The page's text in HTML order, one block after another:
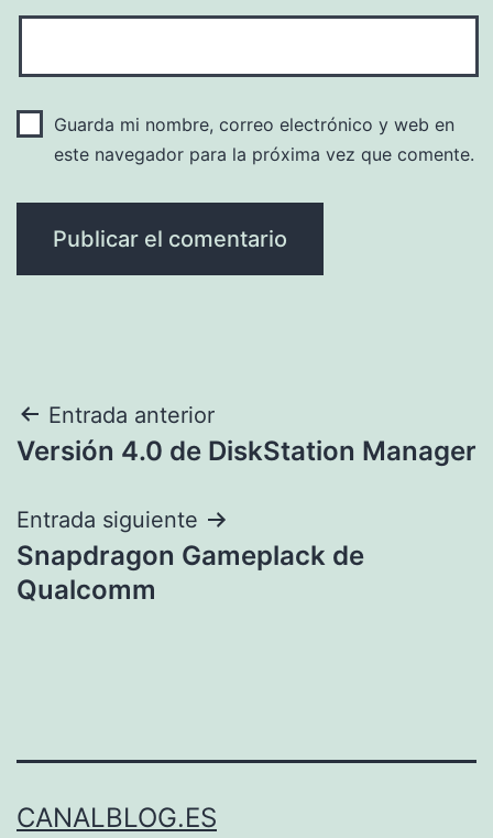
Guarda mi nombre, correo electrónico y web en
este navegador para la próxima vez que comente.
Navegación
de
entradas
Entrada anterior
Versión 4.0 de DiskStation Manager
Entrada siguiente
Snapdragon Gameplack de
Qualcomm
CANALBLOG.ES